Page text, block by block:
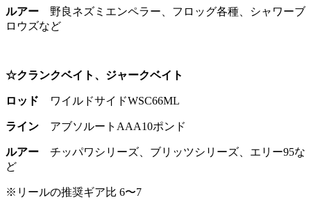
ルアー 野良ネズミエンペラー、フロッグ各種、シャワーブ
ロウズなど
☆クランクベイト、ジャークベイト
ロッド ワイルドサイドWSC66ML
ライン アブソルートAAA10ポンド
ルアー チッパワシリーズ、ブリッツシリーズ、エリー95な
ど
※リールの推奨ギア比 6〜7